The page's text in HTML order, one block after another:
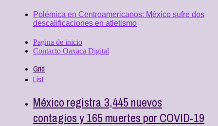
Polémica en Centroamericanos: México sufre dos
descalificaciones en atletismo
Pagina de inicio
Contacto Oaxaca Digital
Grid
List
México registra 3,445 nuevos
contagios y 165 muertes por COVID-19